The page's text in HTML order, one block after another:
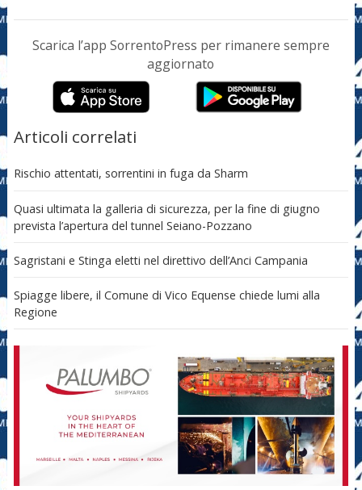
Scarica l’app SorrentoPress per rimanere sempre
aggiornato
Articoli correlati
Rischio attentati, sorrentini in fuga da Sharm
Quasi ultimata la galleria di sicurezza, per la fine di giugno
prevista l’apertura del tunnel Seiano-Pozzano
Sagristani e Stinga eletti nel direttivo dell’Anci Campania
Spiagge libere, il Comune di Vico Equense chiede lumi alla
Regione